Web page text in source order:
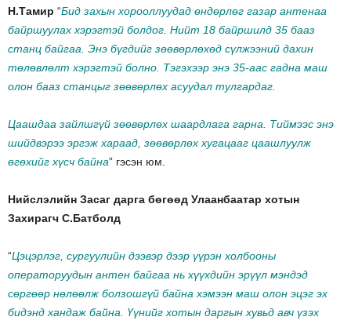
Н.Тамир “Бид захын хорооллуудад өндөрлөг газар антенаа
байршуулах хэрэгтэй болдог. Нийт 18 байршилд 35 бааз
станц байгаа. Энэ бүгдийг зөөвөрлөхөд сүлжээний дахин
төлөвлөлт хэрэгтэй болно. Тэгэхээр энэ 35-аас гадна маш
олон бааз станцыг зөөвөрлөх асуудал тулгардаг.
Цаашдаа зайлшгүй зөөвөрлөх шаардлага гарна. Тиймээс энэ
шийдвэрээ эргэж хараад, зөөвөрлөх хугацааг цаашлуулж
өгөхийг хүсч байна” гэсэн юм.
Нийслэлийн Засаг дарга бөгөөд Улаанбаатар хотын
Захирагч С.Батболд
“Цэцэрлэг, сургуулийн дээвэр дээр үүрэн холбооны
операторуудын антен байгаа нь хүүхдийн эрүүл мэндэд
сөргөөр нөлөөлж болзошгүй байна хэмээн маш олон эцэг эх
бидэнд хандаж байна. Үүнийг хотын даргын хувьд авч үзэх